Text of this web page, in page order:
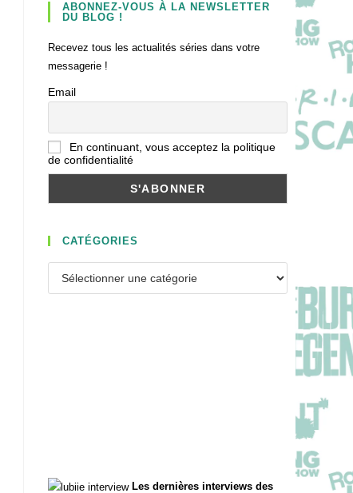
ABONNEZ-VOUS À LA NEWSLETTER
DU BLOG !
Recevez tous les actualités séries dans votre
messagerie !
Email
En continuant, vous acceptez la politique
de confidentialité
CATÉGORIES
Les dernières interviews des